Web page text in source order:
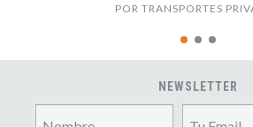
POR TRANSPORTES
NEWSLETTER